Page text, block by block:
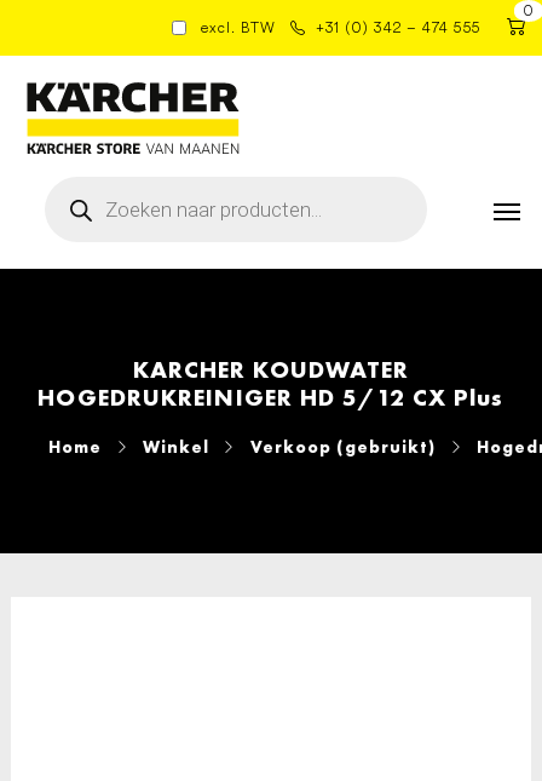
excl. BTW +31 (0) 342 – 474 555
0
zoeken
KARCHER KOUDWATER
HOGEDRUKREINIGER HD 5/12 CX Plus
Home Winkel Verkoop (gebruikt)